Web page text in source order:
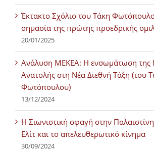
Έκτακτο Σχόλιο του Τάκη
σημασία της πρώτης προεδρικής
20/01/2025
Ανάλυση ΜΕΚΕΑ: Η ενσωμάτωση της
Ανατολής στη Νέα Διεθνή Τάξη (του
Φωτόπουλου)
13/12/2024
Η Σιωνιστική σφαγή στην
Ελίτ και το απελευθερωτικό κίνημα
30/09/2024